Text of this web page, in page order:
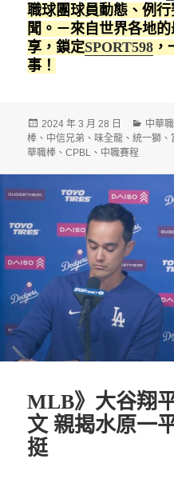
職球團球員動態、例
聞。－來自世界各地
享，鎖定SPORT598
事！
發
佈
日
2024 年 3 月 28 日
分
類
中華
棒 、 中信兄弟 、 味全龍 、統一獅 、
華職棒 、CPBL 、 中職賽程
MLB》大谷翔
文 親揭水原一
挺